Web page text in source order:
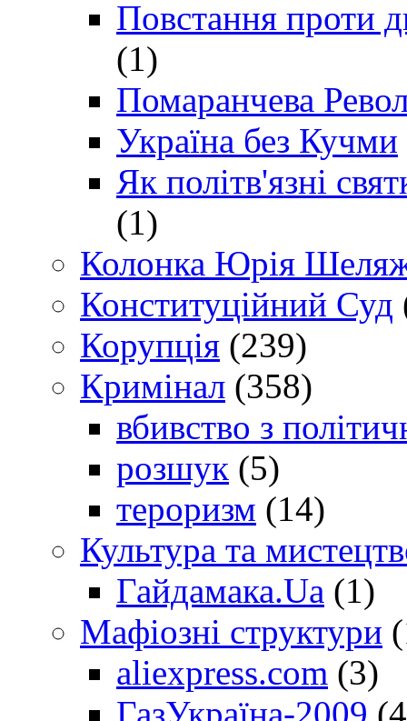
Повстання проти
(1)
Помаранчева
Україна без Кучми
Як політв'язні
(1)
Колонка Юрія
Конституційний Суд
Корупція (239)
Кримінал (358)
вбивство з
розшук (5)
тероризм (14)
Культура та
Гайдамака.Ua (1)
Мафіозні структури
aliexpress.com (3)
ГазУкраїна-2009